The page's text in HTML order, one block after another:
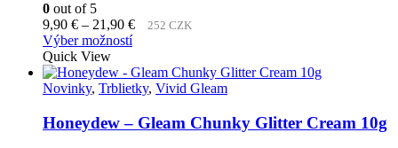
stránke
produktu.
0 out of 5
9,90 € – 21,90 €Price
through
21,90 €
252 CZK
Výber možnostíTento
má
viacero
Možnosti
si
Quick View
Novinky, Trblietky, Vivid Gleam
Honeydew – Gleam Chunky Glitter Cream 10g